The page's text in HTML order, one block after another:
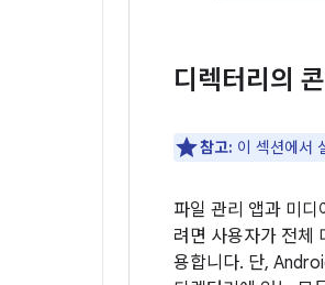
디렉터리의
참고: 이 섹션에서
파일 관리 앱과 미
려면 사용자가 전체
용합니다. 단,